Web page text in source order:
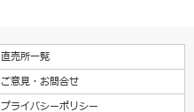
直売所一覧
ご意見・お問合せ
プライバシーポリシー